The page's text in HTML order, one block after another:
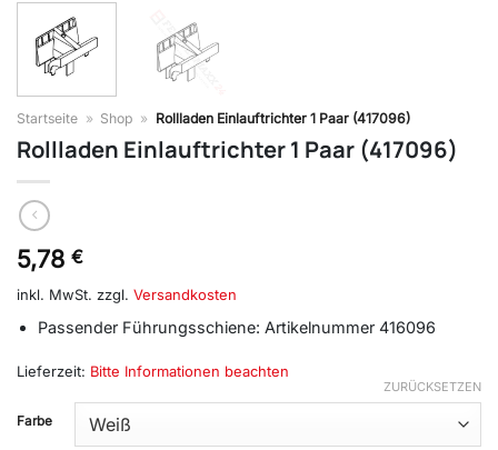
Startseite » Shop » Rollladen Einlauftrichter 1 Paar (417096)
Rollladen Einlauftrichter 1 Paar (417096)
5,78 €
inkl. MwSt. zzgl. Versandkosten
Passender Führungsschiene: Artikelnummer 416096
Lieferzeit: Bitte Informationen beachten
Farbe
ZURÜCKSETZEN
Alternative: